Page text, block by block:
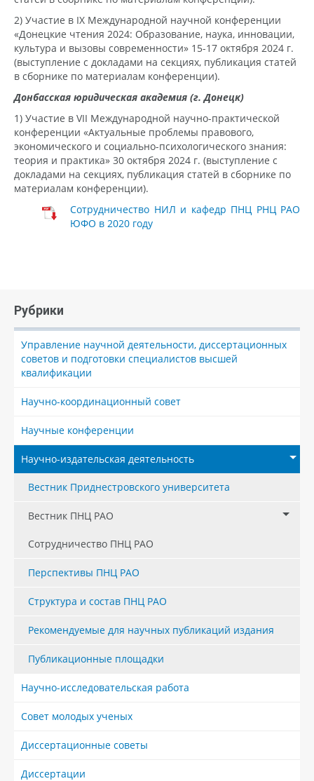
2) Участие в IX Международной научной конференции
«Донецкие чтения 2024: Образование, наука, инновации,
культура и вызовы современности» 15-17 октября 2024 г.
(выступление с докладами на секциях, публикация статей
в сборнике по материалам конференции).
Донбасская юридическая академия (г. Донецк)
1) Участие в VII Международной научно-практической
конференции «Актуальные проблемы правового,
экономического и социально-психологического знания:
теория и практика» 30 октября 2024 г. (выступление с
докладами на секциях, публикация статей в сборнике по
материалам конференции).
Сотрудничество НИЛ и кафедр ПНЦ РНЦ РАО
ЮФО в 2020 году
Рубрики
Управление научной деятельности, диссертационных
советов и подготовки специалистов высшей
квалификации
Научно-координационный совет
Научные конференции
Научно-издательская деятельность
Вестник Приднестровского университета
Вестник ПНЦ РАО
Сотрудничество ПНЦ РАО
Перспективы ПНЦ РАО
Структура и состав ПНЦ РАО
Рекомендуемые для научных публикаций издания
Публикационные площадки
Научно-исследовательская работа
Совет молодых ученых
Диссертационные советы
Диссертации